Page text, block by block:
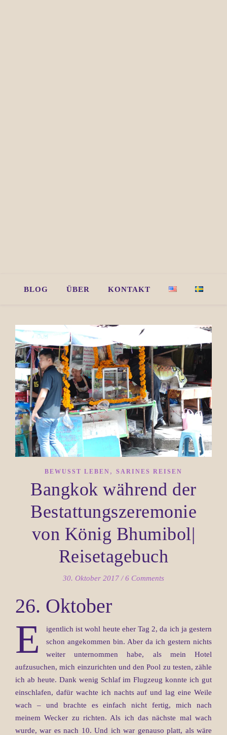
BLOG ÜBER KONTAKT
BEWUSST LEBEN , SARINES REISEN
Bangkok während der
Bestattungszeremonie
von König Bhumibol|
Reisetagebuch
30. Oktober 2017 / 6 Comments
26. Oktober
E
igentlich ist wohl heute eher Tag 2, da ich ja gestern
schon angekommen bin. Aber da ich gestern nichts
weiter unternommen habe, als mein Hotel
aufzusuchen, mich einzurichten und den Pool zu testen, zähle
ich ab heute. Dank wenig Schlaf im Flugzeug konnte ich gut
einschlafen, dafür wachte ich nachts auf und lag eine Weile
wach – und brachte es einfach nicht fertig, mich nach
meinem Wecker zu richten. Als ich das nächste mal wach
wurde, war es nach 10. Und ich war genauso platt, als wäre